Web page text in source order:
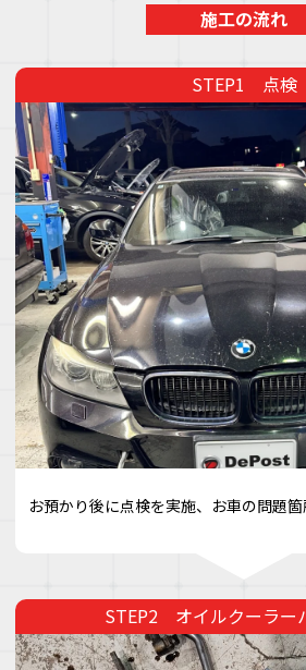
施工の流れ
点検
お預かり後に点検を実施、お車の問題箇
オイルクーラー